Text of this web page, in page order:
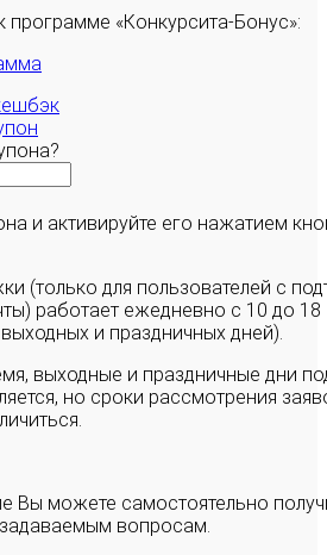
«Конкурсита-Бонус»:
и активируйте его нажатием
(только для пользователей с
работает ежедневно с 10 до
и праздничных дней).
выходные и праздничные дни
но сроки рассмотрения
Вы можете самостоятельно
вопросам.